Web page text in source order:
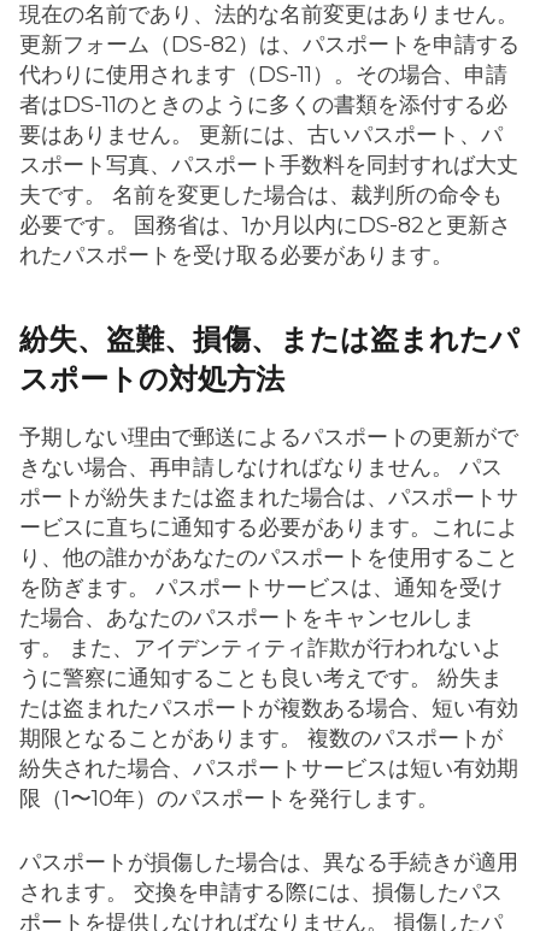
現在の名前であり、法的な名前変更はありません。
更新フォーム（DS-82）は、パスポートを申請する
代わりに使用されます（DS-11）。その場合、申請
者はDS-11のときのように多くの書類を添付する必
要はありません。 更新には、古いパスポート、パ
スポート写真、パスポート手数料を同封すれば大丈
夫です。 名前を変更した場合は、裁判所の命令も
必要です。 国務省は、1か月以内にDS-82と更新さ
れたパスポートを受け取る必要があります。
紛失、盗難、損傷、または盗まれたパ
スポートの対処方法
予期しない理由で郵送によるパスポートの更新がで
きない場合、再申請しなければなりません。 パス
ポートが紛失または盗まれた場合は、パスポートサ
ービスに直ちに通知する必要があります。これによ
り、他の誰かがあなたのパスポートを使用すること
を防ぎます。 パスポートサービスは、通知を受け
た場合、あなたのパスポートをキャンセルしま
す。 また、アイデンティティ詐欺が行われないよ
うに警察に通知することも良い考えです。 紛失ま
たは盗まれたパスポートが複数ある場合、短い有効
期限となることがあります。 複数のパスポートが
紛失された場合、パスポートサービスは短い有効期
限（1〜10年）のパスポートを発行します。
パスポートが損傷した場合は、異なる手続きが適用
されます。 交換を申請する際には、損傷したパス
ポートを提供しなければなりません。 損傷したパ